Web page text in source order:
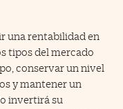
una rentabilidad en
tipos del mercado
conservar un nivel
y mantener un
invertirá su